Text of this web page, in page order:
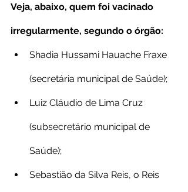
Veja, abaixo, quem foi vacinado
irregularmente, segundo o órgão:
Shadia Hussami Hauache Fraxe
(secretária municipal de Saúde);
Luiz Cláudio de Lima Cruz
(subsecretário municipal de
Saúde);
Sebastião da Silva Reis, o Reis